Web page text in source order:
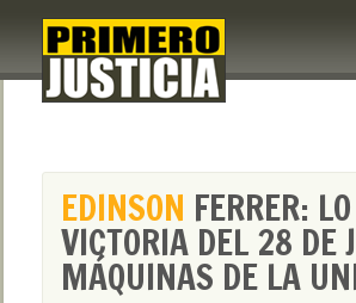
EDINSON FERRER:
VICTORIA DEL 28
MÁQUINAS DE LA